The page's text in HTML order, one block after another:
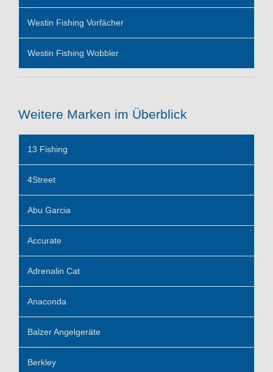
Westin Fishing Vorfächer
Westin Fishing Wobbler
Weitere Marken im Überblick
13 Fishing
4Street
Abu Garcia
Accurate
Adrenalin Cat
Anaconda
Balzer Angelgeräte
Berkley